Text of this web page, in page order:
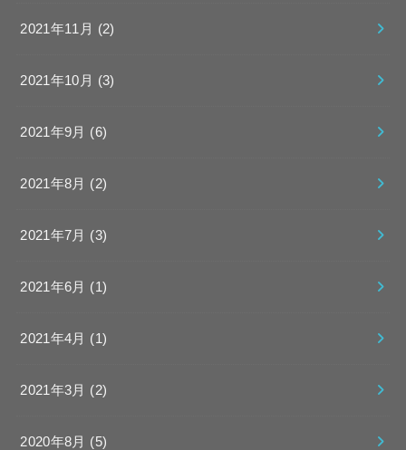
2021年11月 (2)
2021年10月 (3)
2021年9月 (6)
2021年8月 (2)
2021年7月 (3)
2021年6月 (1)
2021年4月 (1)
2021年3月 (2)
2020年8月 (5)